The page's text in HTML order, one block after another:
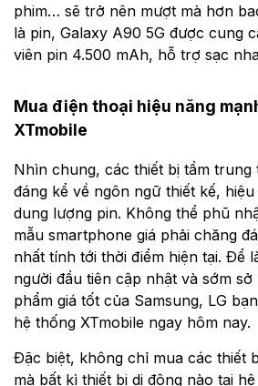
phim… sẽ trở nên mượt mà hơn
là pin, Galaxy A90 5G được cung
viên pin 4.500 mAh, hỗ trợ sạc
Mua điện thoại hiệu năng
XTmobile
Nhìn chung, các thiết bị tầm trung
đáng kể về ngôn ngữ thiết kế,
dung lượng pin. Không thể phũ
mẫu smartphone giá phải chăng
nhất tính tới thời điểm hiện tại. Để
người đầu tiên cập nhật và sớm
phẩm giá tốt của Samsung, LG
hệ thống XTmobile ngay hôm nay.
Đặc biệt, không chỉ mua các thiết
mà bất kì thiết bị di động nào tại